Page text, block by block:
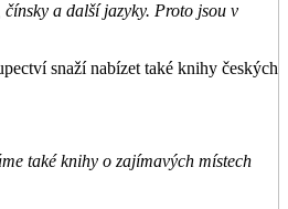
a další jazyky. Proto jsou v
snaží nabízet také knihy českých
také knihy o zajímavých místech